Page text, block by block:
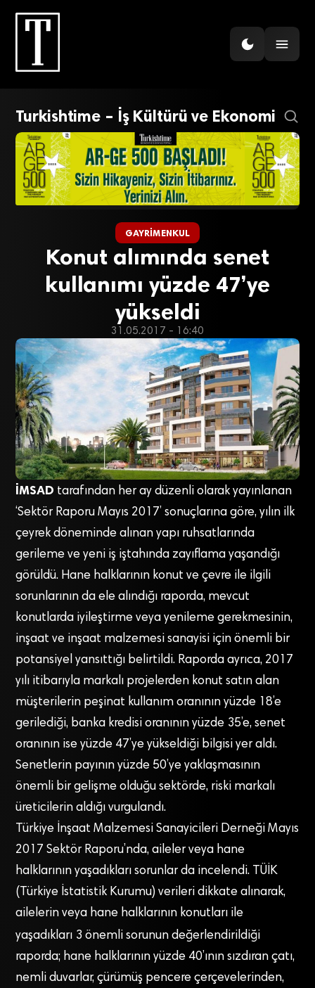
Turkishtime – İş Kültürü ve Ekonomi
GAYRIMENKUL
Konut alımında senet
kullanımı yüzde 47’ye
yükseldi
31.05.2017 - 16:40
İMSAD tarafından her ay düzenli olarak yayınlanan
‘Sektör Raporu Mayıs 2017’ sonuçlarına göre, yılın ilk
çeyrek döneminde alınan yapı ruhsatlarında
gerileme ve yeni iş iştahında zayıflama yaşandığı
görüldü. Hane halklarının konut ve çevre ile ilgili
sorunlarının da ele alındığı raporda, mevcut
konutlarda iyileştirme veya yenileme gerekmesinin,
inşaat ve inşaat malzemesi sanayisi için önemli bir
potansiyel yansıttığı belirtildi. Raporda ayrıca, 2017
yılı itibarıyla markalı projelerden konut satın alan
müşterilerin peşinat kullanım oranının yüzde 18’e
gerilediği, banka kredisi oranının yüzde 35’e, senet
oranının ise yüzde 47’ye yükseldiği bilgisi yer aldı.
Senetlerin payının yüzde 50’ye yaklaşmasının
önemli bir gelişme olduğu sektörde, riski markalı
üreticilerin aldığı vurgulandı.
Türkiye İnşaat Malzemesi Sanayicileri Derneği Mayıs
2017 Sektör Raporu’nda, aileler veya hane
halklarının yaşadıkları sorunlar da incelendi. TÜİK
(Türkiye İstatistik Kurumu) verileri dikkate alınarak,
ailelerin veya hane halklarının konutları ile
yaşadıkları 3 önemli sorunun değerlendirildiği
raporda; hane halklarının yüzde 40’ının sızdıran çatı,
nemli duvarlar, çürümüş pencere çerçevelerinden,